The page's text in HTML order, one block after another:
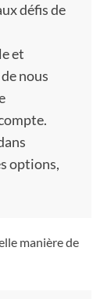
défis de
et
nous
options,
manière de